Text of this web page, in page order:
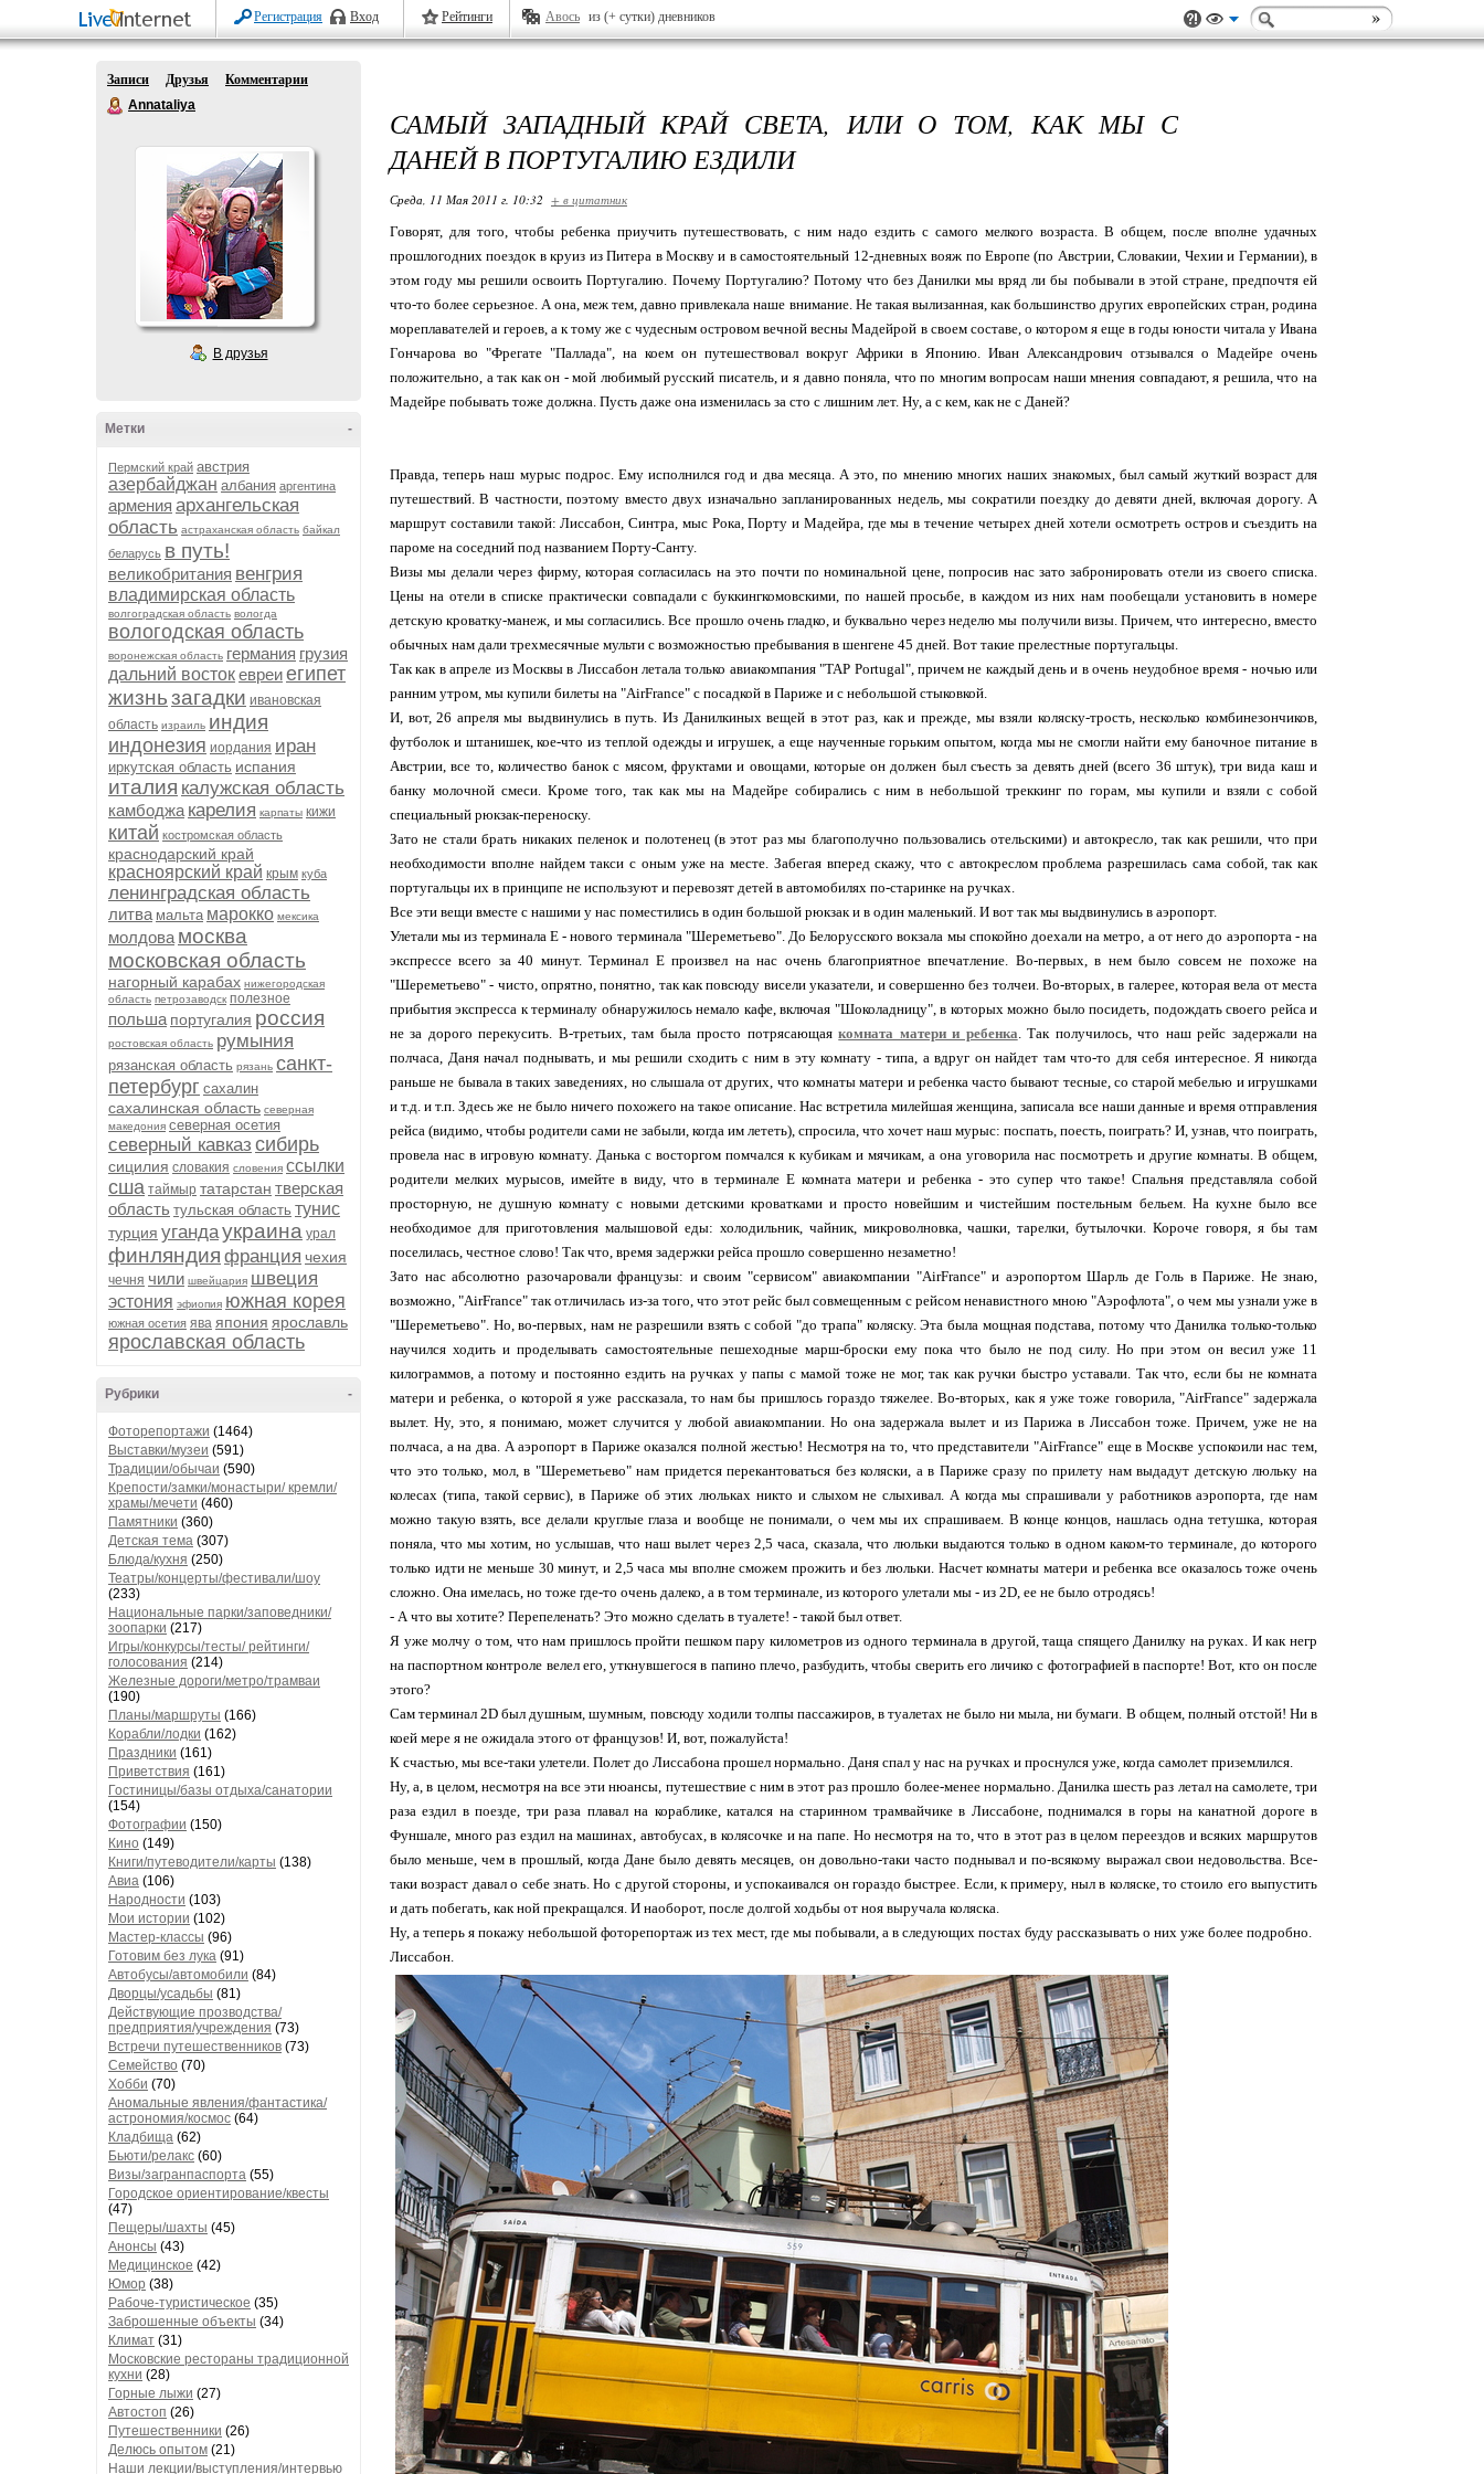
Регистрация Вход Рейтинги Авось из (+ сутки) дневников
Записи Друзья
Комментарии
Annataliya
В друзья
-
Метки
Пермский край австрия
азербайджан албания аргентина
армения архангельская
область астраханская область байкал
беларусь в путь!
великобритания венгрия
владимирская область
волгоградская область вологда
вологодская область
воронежская область германия грузия
дальний востокевреиегипет
жизньзагадки ивановская
область израиль индия
индонезия иордания иран
иркутская область испания
италия калужская область
камбоджа карелия карпаты кижи
китай костромская область
краснодарский край
красноярский край крым куба
ленинградская область
литва мальта марокко мексика
молдова москва
московская область
нагорный карабах нижегородская
область петрозаводск полезное
польша португалия россия
ростовская область румыния
рязанская область рязань санкт-
петербург сахалин
сахалинская область северная
македония северная осетия
северный кавказ сибирь
сицилия словакия словения ссылки
сша таймыр татарстан тверская
область тульская область тунис
турция угандаукраина урал
финляндия франция чехия
чечня чили швейцария швеция
эстония эфиопия южная корея
южная осетия ява япония ярославль
ярославская область
-
Рубрики
Фоторепортажи (1464)
Выставки/музеи (591)
Традиции/обычаи (590)
Крепости/замки/монастыри/ кремли/
храмы/мечети (460)
Памятники (360)
Детская тема (307)
Блюда/кухня (250)
Театры/концерты/фестивали/шоу
(233)
Национальные парки/заповедники/
зоопарки (217)
Игры/конкурсы/тесты/ рейтинги/
голосования (214)
Железные дороги/метро/трамваи
(190)
Планы/маршруты (166)
Корабли/лодки (162)
Праздники (161)
Приветствия (161)
Гостиницы/базы отдыха/санатории
(154)
Фотографии (150)
Кино (149)
Книги/путеводители/карты (138)
Авиа (106)
Народности (103)
Мои истории (102)
Мастер-классы (96)
Готовим без лука (91)
Автобусы/автомобили (84)
Дворцы/усадьбы (81)
Действующие прозводства/
предприятия/учреждения (73)
Встречи путешественников (73)
Семейство (70)
Хобби (70)
Аномальные явления/фантастика/
астрономия/космос (64)
Кладбища (62)
Бьюти/релакс (60)
Визы/загранпаспорта (55)
Городское ориентирование/квесты
(47)
Пещеры/шахты (45)
Анонсы (43)
Медицинское (42)
Юмор (38)
Рабоче-туристическое (35)
Заброшенные объекты (34)
Климат (31)
Московские рестораны традиционной
кухни (28)
Горные лыжи (27)
Автостоп (26)
Путешественники (26)
Делюсь опытом (21)
Наши лекции/выступления/интервью
САМЫЙ ЗАПАДНЫЙ КРАЙ СВЕТА, ИЛИ О ТОМ, КАК МЫ С
ДАНЕЙ В ПОРТУГАЛИЮ ЕЗДИЛИ
Среда, 11 Мая 2011 г. 10:32 + в цитатник
Говорят, для того, чтобы ребенка приучить путешествовать, с ним надо ездить с самого мелкого возраста. В общем, после вполне удачных
прошлогодних поездок в круиз из Питера в Москву и в самостоятельный 12-дневных вояж по Европе (по Австрии, Словакии, Чехии и Германии), в
этом году мы решили освоить Португалию. Почему Португалию? Потому что без Данилки мы вряд ли бы побывали в этой стране, предпочтя ей
что-то более серьезное. А она, меж тем, давно привлекала наше внимание. Не такая вылизанная, как большинство других европейских стран, родина
мореплавателей и героев, а к тому же с чудесным островом вечной весны Мадейрой в своем составе, о котором я еще в годы юности читала у Ивана
Гончарова во "Фрегате "Паллада", на коем он путешествовал вокруг Африки в Японию. Иван Александрович отзывался о Мадейре очень
положительно, а так как он - мой любимый русский писатель, и я давно поняла, что по многим вопросам наши мнения совпадают, я решила, что на
Мадейре побывать тоже должна. Пусть даже она изменилась за сто с лишним лет. Ну, а с кем, как не с Даней?
Правда, теперь наш мурыс подрос. Ему исполнился год и два месяца. А это, по мнению многих наших знакомых, был самый жуткий возраст для
путешествий. В частности, поэтому вместо двух изначально запланированных недель, мы сократили поездку до девяти дней, включая дорогу. А
маршрут составили такой: Лиссабон, Синтра, мыс Рока, Порту и Мадейра, где мы в течение четырех дней хотели осмотреть остров и съездить на
пароме на соседний под названием Порту-Санту.
Визы мы делали через фирму, которая согласилась на это почти по номинальной цене, попросив нас зато забронировать отели из своего списка.
Цены на отели в списке практически совпадали с буккингкомовскими, по нашей просьбе, в каждом из них нам пообещали установить в номере
детскую кроватку-манеж, и мы согласились. Все прошло очень гладко, и буквально через неделю мы получили визы. Причем, что интересно, вместо
обычных нам дали трехмесячные мульти с возможностью пребывания в шенгене 45 дней. Вот такие прелестные португальцы.
Так как в апреле из Москвы в Лиссабон летала только авиакомпания "TAP Portugal", причем не каждый день и в очень неудобное время - ночью или
ранним утром, мы купили билеты на "AirFrance" c посадкой в Париже и с небольшой стыковкой.
И, вот, 26 апреля мы выдвинулись в путь. Из Данилкиных вещей в этот раз, как и прежде, мы взяли коляску-трость, несколько комбинезончиков,
футболок и штанишек, кое-что из теплой одежды и игрушек, а еще наученные горьким опытом, когда мы не смогли найти ему баночное питание в
Австрии, все то, количество банок с мясом, фруктами и овощами, которые он должен был съесть за девять дней (всего 36 штук), три вида каш и
банку молочной смеси. Кроме того, так как мы на Мадейре собирались с ним в небольшой треккинг по горам, мы купили и взяли с собой
специальный рюкзак-переноску.
Зато не стали брать никаких пеленок и полотенец (в этот раз мы благополучно пользовались отельскими) и автокресло, так как решили, что при
необходимости вполне найдем такси с оным уже на месте. Забегая вперед скажу, что с автокреслом проблема разрешилась сама собой, так как
португальцы их в принципе не используют и перевозят детей в автомобилях по-старинке на ручках.
Все эти вещи вместе с нашими у нас поместились в один большой рюкзак и в один маленький. И вот так мы выдвинулись в аэропорт.
Улетали мы из терминала Е - нового терминала "Шереметьево". До Белорусского вокзала мы спокойно доехали на метро, а от него до аэропорта - на
экспрессе всего за 40 минут. Терминал Е произвел на нас очень благоприятное впечатление. Во-первых, в нем было совсем не похоже на
"Шереметьево" - чисто, опрятно, понятно, так как повсюду висели указатели, и совершенно без толчеи. Во-вторых, в галерее, которая вела от места
прибытия экспресса к терминалу обнаружилось немало кафе, включая "Шоколадницу", в которых можно было посидеть, подождать своего рейса и
не за дорого перекусить. В-третьих, там была просто потрясающаякомната матери и ребенка. Так получилось, что наш рейс задержали на
полчаса, Даня начал поднывать, и мы решили сходить с ним в эту комнату - типа, а вдруг он найдет там что-то для себя интересное. Я никогда
раньше не бывала в таких заведениях, но слышала от других, что комнаты матери и ребенка часто бывают тесные, со старой мебелью и игрушками
и т.д. и т.п. Здесь же не было ничего похожего на такое описание. Нас встретила милейшая женщина, записала все наши данные и время отправления
рейса (видимо, чтобы родители сами не забыли, когда им лететь), спросила, что хочет наш мурыс: поспать, поесть, поиграть? И, узнав, что поиграть,
провела нас в игровую комнату. Данька с восторгом помчался к кубикам и мячикам, а она уговорила нас посмотреть и другие комнаты. В общем,
родители мелких мурысов, имейте в виду, что в терминале Е комната матери и ребенка - это супер что такое! Спальня представляла собой
просторную, не душную комнату с новыми детскими кроватками и просто новейшим и чистейшим постельным бельем. На кухне было все
необходимое для приготовления малышовой еды: холодильник, чайник, микроволновка, чашки, тарелки, бутылочки. Короче говоря, я бы там
поселилась, честное слово! Так что, время задержки рейса прошло совершенно незаметно!
Зато нас абсолютно разочаровали французы: и своим "сервисом" авиакомпании "AirFrance" и аэропортом Шарль де Голь в Париже. Не знаю,
возможно, "AirFrance" так отличилась из-за того, что этот рейс был совмещенным с рейсом ненавистного мною "Аэрофлота", о чем мы узнали уже в
"Шереметьево". Но, во-первых, нам не разрешили взять с собой "до трапа" коляску. Эта была мощная подстава, потому что Данилка только-только
научился ходить и проделывать самостоятельные пешеходные марш-броски ему пока что было не под силу. Но при этом он весил уже 11
килограммов, а потому и постоянно ездить на ручках у папы с мамой тоже не мог, так как ручки быстро уставали. Так что, если бы не комната
матери и ребенка, о которой я уже рассказала, то нам бы пришлось гораздо тяжелее. Во-вторых, как я уже тоже говорила, "AirFrance" задержала
вылет. Ну, это, я понимаю, может случится у любой авиакомпании. Но она задержала вылет и из Парижа в Лиссабон тоже. Причем, уже не на
полчаса, а на два. А аэропорт в Париже оказался полной жестью! Несмотря на то, что представители "AirFrance" еще в Москве успокоили нас тем,
что это только, мол, в "Шереметьево" нам придется перекантоваться без коляски, а в Париже сразу по прилету нам выдадут детскую люльку на
колесах (типа, такой сервис), в Париже об этих люльках никто и слыхом не слыхивал. А когда мы спрашивали у работников аэропорта, где нам
можно такую взять, все делали круглые глаза и вообще не понимали, о чем мы их спрашиваем. В конце концов, нашлась одна тетушка, которая
поняла, что мы хотим, но услышав, что наш вылет через 2,5 часа, сказала, что люльки выдаются только в одном каком-то терминале, до которого
только идти не меньше 30 минут, и 2,5 часа мы вполне сможем прожить и без люльки. Насчет комнаты матери и ребенка все оказалось тоже очень
сложно. Она имелась, но тоже где-то очень далеко, а в том терминале, из которого улетали мы - из 2D, ее не было отродясь!
- А что вы хотите? Перепеленать? Это можно сделать в туалете! - такой был ответ.
Я уже молчу о том, что нам пришлось пройти пешком пару километров из одного терминала в другой, таща спящего Данилку на руках. И как негр
на паспортном контроле велел его, уткнувшегося в папино плечо, разбудить, чтобы сверить его личико с фотографией в паспорте! Вот, кто он после
этого?
Сам терминал 2D был душным, шумным, повсюду ходили толпы пассажиров, в туалетах не было ни мыла, ни бумаги. В общем, полный отстой! Ни в
коей мере я не ожидала этого от французов! И, вот, пожалуйста!
К счастью, мы все-таки улетели. Полет до Лиссабона прошел нормально. Даня спал у нас на ручках и проснулся уже, когда самолет приземлился.
Ну, а, в целом, несмотря на все эти нюансы, путешествие с ним в этот раз прошло более-менее нормально. Данилка шесть раз летал на самолете, три
раза ездил в поезде, три раза плавал на кораблике, катался на старинном трамвайчике в Лиссабоне, поднимался в горы на канатной дороге в
Фуншале, много раз ездил на машинах, автобусах, в колясочке и на папе. Но несмотря на то, что в этот раз в целом переездов и всяких маршрутов
было меньше, чем в прошлый, когда Дане было девять месяцев, он довольно-таки часто поднывал и по-всякому выражал свои недовольства. Все-
таки возраст давал о себе знать. Но с другой стороны, и успокаивался он гораздо быстрее. Если, к примеру, ныл в коляске, то стоило его выпустить
и дать побегать, как ной прекращался. И наоборот, после долгой ходьбы от ноя выручала коляска.
Ну, а теперь я покажу небольшой фоторепортаж из тех мест, где мы побывали, а в следующих постах буду рассказывать о них уже более подробно.
Лиссабон.